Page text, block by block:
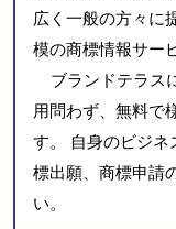
広く一般の方々に
模の商標情報サー
ブランドテラス
用問わず、無料で
す。 自身のビジ
標出願、商標申請
い。